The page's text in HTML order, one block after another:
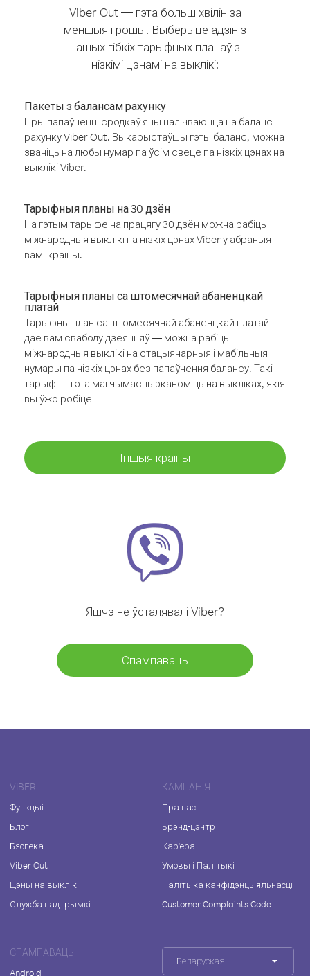
Viber Out — гэта больш хвілін за
меншыя грошы. Выберыце адзін з
нашых гібкіх тарыфных планаў з
нізкімі цэнамі на выклікі:
Пакеты з балансам рахунку
Пры папаўненні сродкаў яны налічваюцца на баланс
рахунку Viber Out. Выкарыстаўшы гэты баланс, можна
званіць на любы нумар па ўсім свеце па нізкіх цэнах на
выклікі Viber.
Тарыфныя планы на 30 дзён
На гэтым тарыфе на працягу 30 дзён можна рабіць
міжнародныя выклікі па нізкіх цэнах Viber у абраныя
вамі краіны.
Тарыфныя планы са штомесячнай абаненцкай
платай
Тарыфны план са штомесячнай абаненцкай платай
дае вам свабоду дзеянняў — можна рабіць
міжнародныя выклікі на стацыянарныя і мабільныя
нумары па нізкіх цэнах без папаўнення балансу. Такі
тарыф — гэта магчымасць эканоміць на выкліках, якія
вы ўжо робіце
Іншыя краіны
Яшчэ не ўсталявалі Viber?
Спампаваць
VIBER
Функцыі
Блог
Бяспека
Viber Out
Цэны на выклікі
Служба падтрымкі
КАМПАНІЯ
Пра нас
Брэнд-цэнтр
Кар'ера
Умовы і Палітыкі
Палітыка канфідэнцыяльнасці
Customer Complaints Code
СПАМПАВАЦЬ
Android
Беларуская